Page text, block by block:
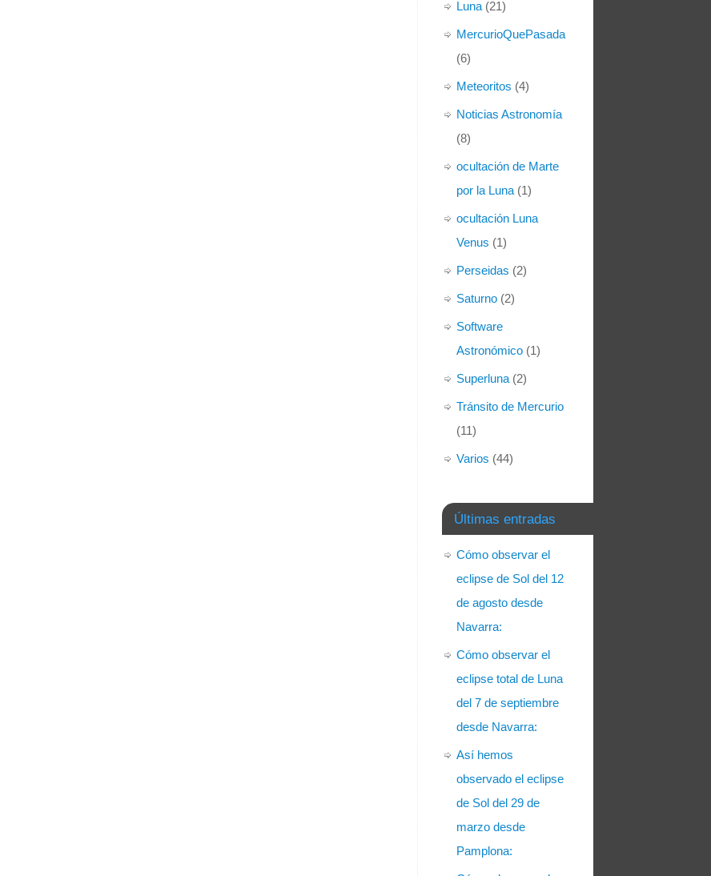
Luna (21)
MercurioQuePasada
(6)
Meteoritos (4)
Noticias Astronomía
(8)
ocultación de Marte
por la Luna (1)
ocultación Luna
Venus (1)
Perseidas (2)
Saturno (2)
Software
Astronómico (1)
Superluna (2)
Tránsito de Mercurio
(11)
Varios (44)
Últimas entradas
Cómo observar el
eclipse de Sol del 12
de agosto desde
Navarra:
Cómo observar el
eclipse total de Luna
del 7 de septiembre
desde Navarra:
Así hemos
observado el eclipse
de Sol del 29 de
marzo desde
Pamplona: